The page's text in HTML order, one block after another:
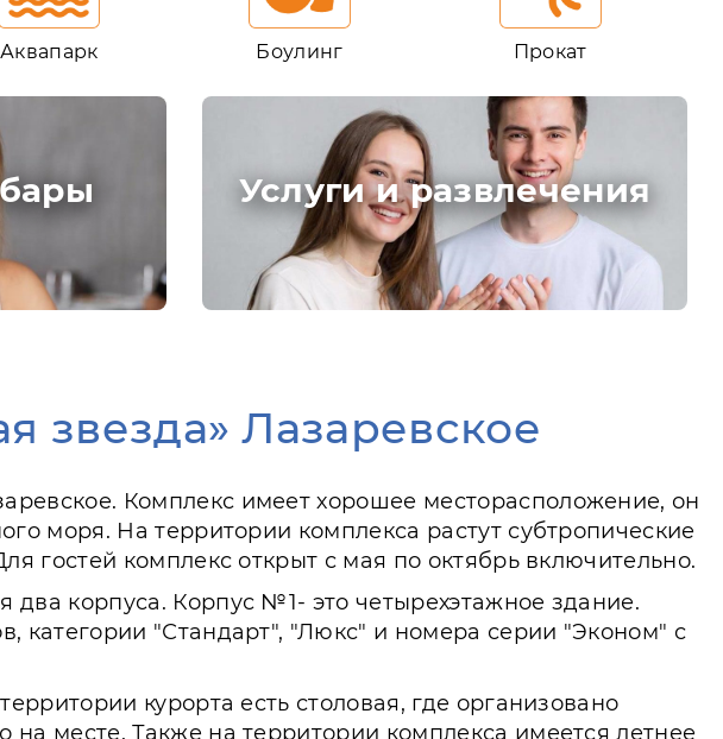
Аквапарк Боулинг Прокат
Услуги и развлечения
звезда» Лазаревское
Комплекс имеет хорошее месторасположение, он
моря. На территории комплекса растут субтропические
гостей комплекс открыт с мая по октябрь включительно.
корпуса. Корпус №1- это четырехэтажное здание.
категории "Стандарт", "Люкс" и номера серии "Эконом" с
курорта есть столовая, где организовано
месте. Также на территории комплекса имеется летнее